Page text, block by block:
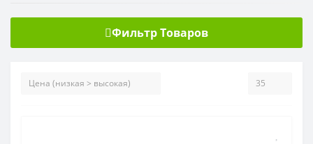
Фильтр Товаров